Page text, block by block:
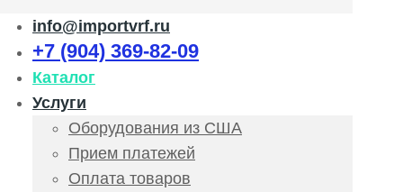
info@importvrf.ru
+7 (904) 369-82-09
Каталог
Услуги
Оборудования из США
Прием платежей
Оплата товаров